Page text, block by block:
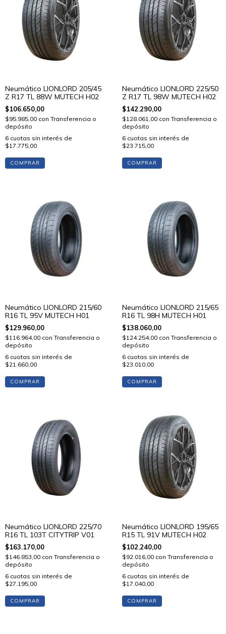
Neumático LIONLORD 205/45
Z R17 TL 88W MUTECH H02
$106.650,00
$95.985,00 con Transferencia o
depósito
6 cuotas sin interés de
$17.775,00
COMPRAR
Neumático LIONLORD 225/50
Z R17 TL 98W MUTECH H02
$142.290,00
$128.061,00 con Transferencia o
depósito
6 cuotas sin interés de
$23.715,00
COMPRAR
Neumático LIONLORD 215/60
R16 TL 95V MUTECH H01
$129.960,00
$116.964,00 con Transferencia o
depósito
6 cuotas sin interés de
$21.660,00
COMPRAR
Neumático LIONLORD 215/65
R16 TL 98H MUTECH H01
$138.060,00
$124.254,00 con Transferencia o
depósito
6 cuotas sin interés de
$23.010,00
COMPRAR
Neumático LIONLORD 225/70
R16 TL 103T CITYTRIP V01
$163.170,00
$146.853,00 con Transferencia o
depósito
6 cuotas sin interés de
$27.195,00
COMPRAR
Neumático LIONLORD 195/65
R15 TL 91V MUTECH H02
$102.240,00
$92.016,00 con Transferencia o
depósito
6 cuotas sin interés de
$17.040,00
COMPRAR